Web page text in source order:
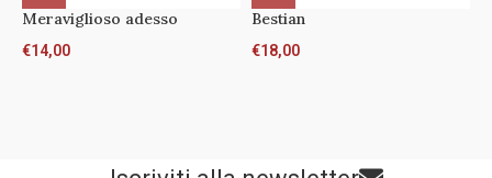
Meraviglioso adesso
€14,00
Bestian
€18,00